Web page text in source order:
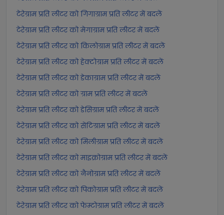
टेरेग्राम प्रति लीटर को गिगाग्राम प्रति लीटर में बदलें
टेरेग्राम प्रति लीटर को मेगाग्राम प्रति लीटर में बदलें
टेरेग्राम प्रति लीटर को किलोग्राम प्रति लीटर में बदलें
टेरेग्राम प्रति लीटर को हेक्टोग्राम प्रति लीटर में बदलें
टेरेग्राम प्रति लीटर को डेकाग्राम प्रति लीटर में बदलें
टेरेग्राम प्रति लीटर को ग्राम प्रति लीटर में बदलें
टेरेग्राम प्रति लीटर को डेसिग्राम प्रति लीटर में बदलें
टेरेग्राम प्रति लीटर को सेंटिग्राम प्रति लीटर में बदलें
टेरेग्राम प्रति लीटर को मिलीग्राम प्रति लीटर में बदलें
टेरेग्राम प्रति लीटर को माइक्रोग्राम प्रति लीटर में बदलें
टेरेग्राम प्रति लीटर को नैनोग्राम प्रति लीटर में बदलें
टेरेग्राम प्रति लीटर को पिकोग्राम प्रति लीटर में बदलें
टेरेग्राम प्रति लीटर को फेम्टोग्राम प्रति लीटर में बदलें